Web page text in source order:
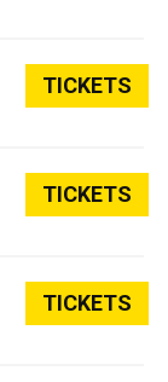
TICKETS
TICKETS
TICKETS